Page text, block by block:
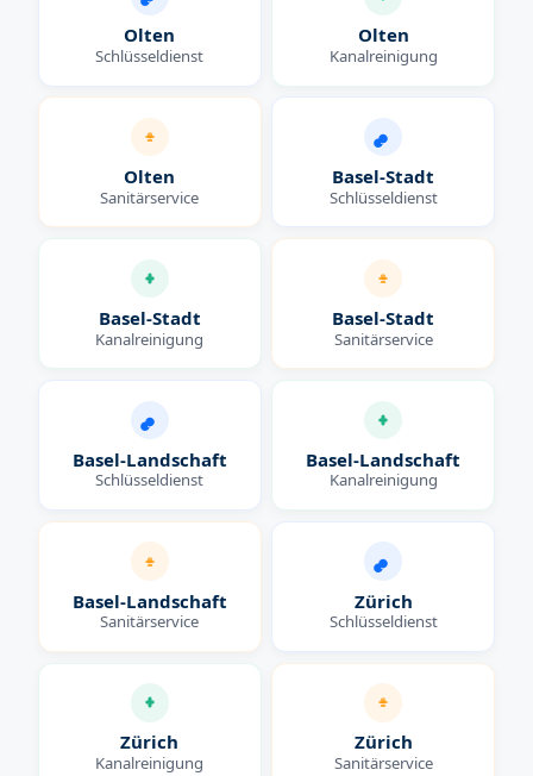
Olten
Schlüsseldienst
Olten
Kanalreinigung
Olten
Sanitärservice
Basel-Stadt
Schlüsseldienst
Basel-Stadt
Kanalreinigung
Basel-Stadt
Sanitärservice
Basel-Landschaft
Schlüsseldienst
Basel-Landschaft
Kanalreinigung
Basel-Landschaft
Sanitärservice
Zürich
Schlüsseldienst
Zürich
Kanalreinigung
Zürich
Sanitärservice